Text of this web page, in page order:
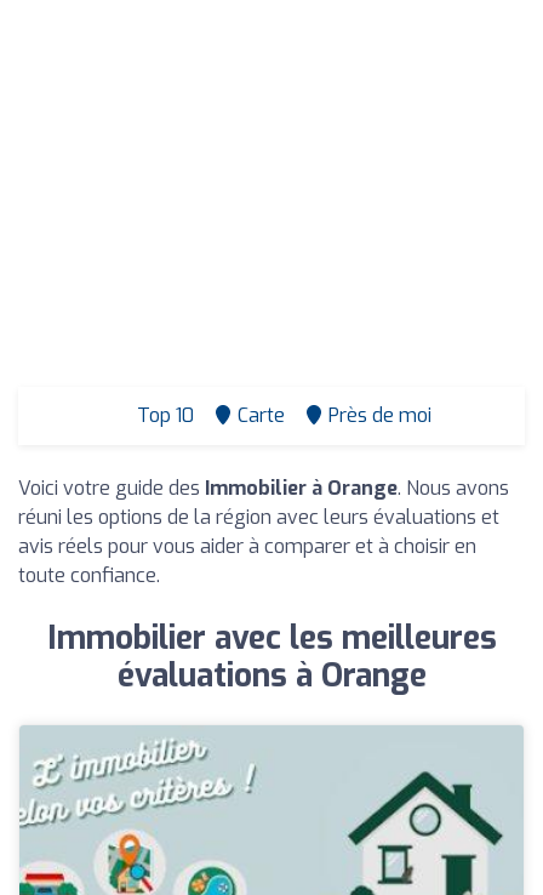
Top 10 Carte Près de moi
Voici votre guide des Immobilier à Orange. Nous avons
réuni les options de la région avec leurs évaluations et
avis réels pour vous aider à comparer et à choisir en
toute confiance.
Immobilier avec les meilleures
évaluations à Orange